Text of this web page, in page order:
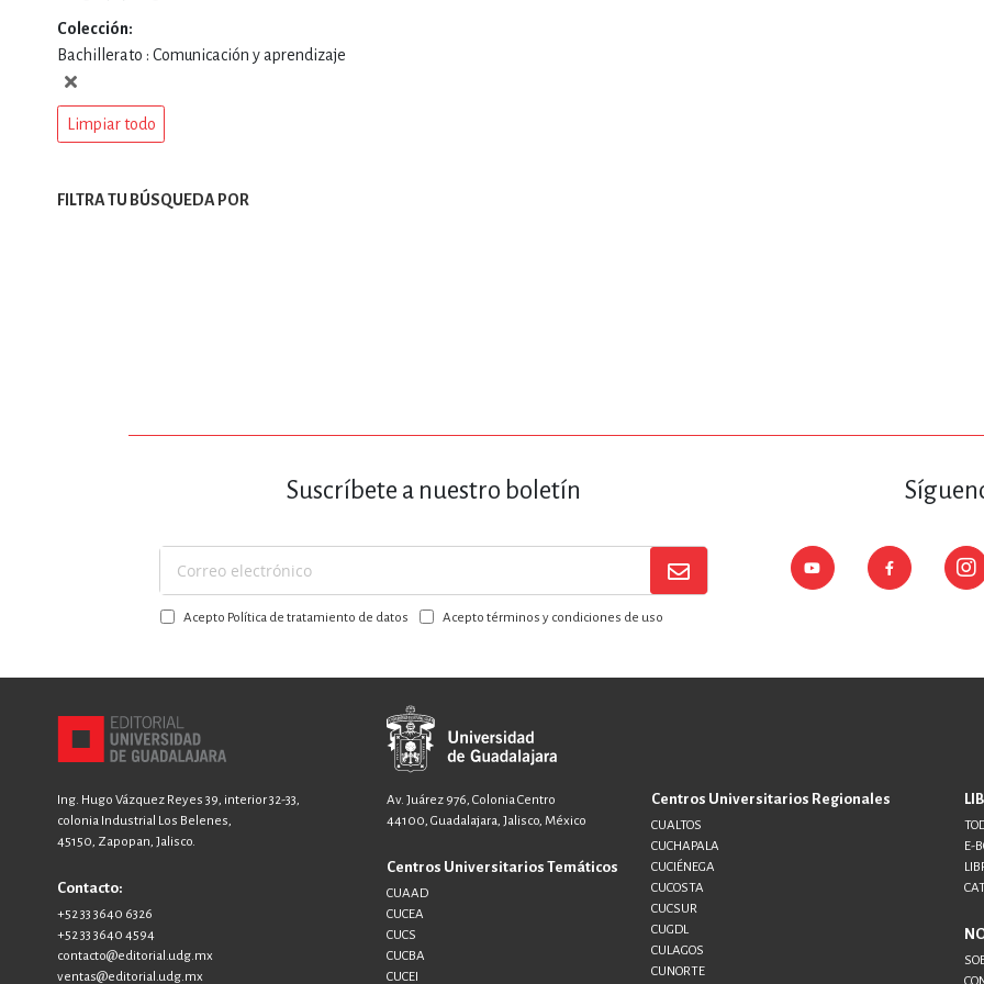
DEPORTES Y ACTIVIDADES DE OCIO AL AIRE
MATEMÁTICAS Y CIENCIAS MEDICINA,
NOVELA GRÁFICA, LIBROS DE CÓMICS,
SOCIEDAD Y CIENCIAS SOCIALES
TECNOLOGÍA, INGENIERÍA,
Colección
Bachillerato : Comunicación y aprendizaje
Limpiar todo
FILTRA TU BÚSQUEDA POR
Suscríbete a nuestro boletín
Suscríbase
a
nuestroAcepto Política de tratamiento de datos Acepto términos y condiciones de uso
Ing. Hugo Vázquez Reyes 39, interior 32-33,
colonia Industrial Los Belenes,
45150, Zapopan, Jalisco.
Contacto:
+52 33 3640 6326
+52 33 3640 4594
contacto@editorial.udg.mx
ventas@editorial.udg.mx
Av. Juárez 976, Colonia Centro
44100, Guadalajara, Jalisco, México
Centros Universitarios Temáticos
CUAAD
CUCEA
CUCS
CUCBA
CUCEI
Centros Universitarios Regionales
CUALTOS
CUCHAPALA
CUCIÉNEGA
CUCOSTA
CUCSUR
CUGDL
CULAGOS
CUNORTE
E-